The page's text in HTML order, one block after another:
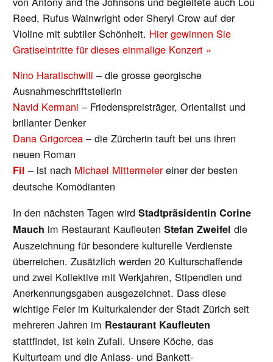
Reed, Rufus Wainwright oder Sheryl Crow auf der
Violine mit subtiler Schönheit. Hier gewinnen Sie
Gratiseintritte für dieses einmalige Konzert »
Nino Haratischwili – die grosse georgische
Ausnahmeschriftstellerin
Navid Kermani – Friedenspreisträger, Orientalist und
brillanter Denker
Dana Grigorcea – die Zürcherin tauft bei uns ihren
neuen Roman
Fil – ist nach Michael Mittermeiereiner der besten
deutsche Komödianten
In den nächsten Tagen wirdStadtpräsidentin Corine
Mauch im Restaurant KaufleutenStefan Zweifel die
Auszeichnung für besondere kulturelle Verdienste
überreichen. Zusätzlich werden 20 Kulturschaffende
und zwei Kollektive mit Werkjahren, Stipendien und
Anerkennungsgaben ausgezeichnet. Dass diese
wichtige Feier im Kulturkalender der Stadt Zürich seit
mehreren Jahren im Restaurant Kaufleuten
stattfindet, ist kein Zufall. Unsere Köche, das
Kulturteam und die Anlass- und Bankett-